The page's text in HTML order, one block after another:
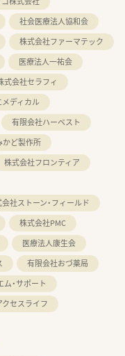
社会医療法人協和会
株式会社ファーマテック
医療法人一祐会
式会社セラフィ
ディカル
有限会社ハーベスト
かど製作所
株式会社フロンティア
社ストーン・フィールド
株式会社PMC
医療法人康生会
有限会社おづ薬局
・サポート
セスライフ